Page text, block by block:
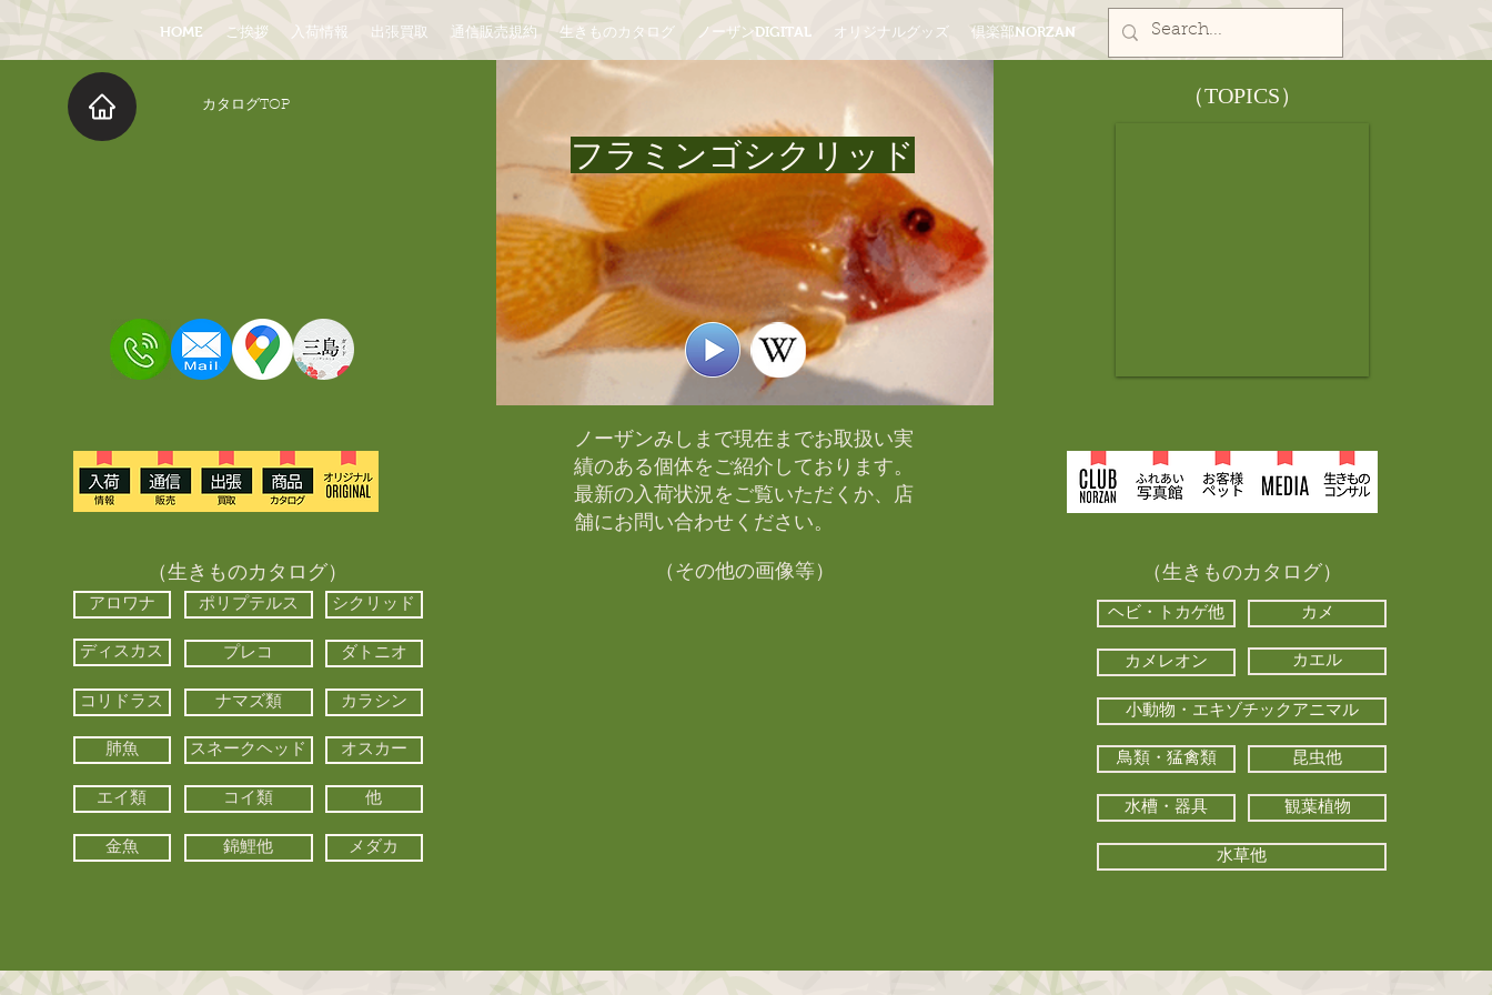
HOME ご挨拶 入荷情報 出張買取 通信販売規約 生きものカタログ ノーザンDIGITAL オリジナルグッズ 倶楽部NORZAN
​カタログTOP
フラミンゴシクリッド
​（TOPICS）
（生きものカタログ）
アロワナ ポリプテルス シクリッド
ディスカス プレコ ダトニオ
コリドラス ナマズ類 カラシン
肺魚 スネークヘッド オスカー
エイ類 コイ類 他
金魚 錦鯉他 メダカ
ノーザンみしまで現在までお取扱い実
績のある個体をご紹介しております。​
最新の入荷状況をご覧いただくか、店
舗にお問い合わせください。​
（その他の画像等） （生きものカタログ）
ヘビ・トカゲ他 カメ
カメレオン カエル
小動物・エキゾチックアニマル
鳥類・猛禽類 昆虫他
水槽・器具 観葉植物
水草他